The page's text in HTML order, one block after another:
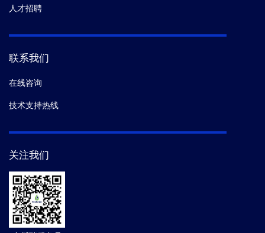
人才招聘
联系我们
在线咨询
技术支持热线
关注我们